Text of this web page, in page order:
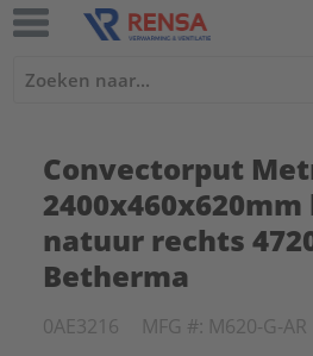
Convectorput
natuur rechts
Betherma
0AE3216 MFG #: M620-G-AR